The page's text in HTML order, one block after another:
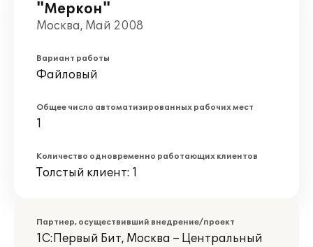
"Меркон"
Москва, Май 2008
Вариант работы
Файловый
Общее число автоматизированных рабочих мест
1
Количество одновременно работающих клиентов
Толстый клиент: 1
Партнер, осуществивший внедрение/проект
1С:Первый Бит, Москва – Центральный